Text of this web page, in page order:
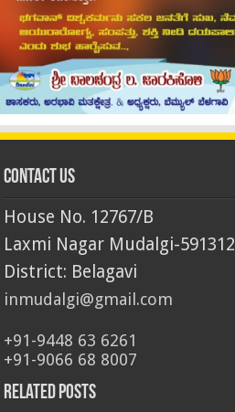
Contact Us
House No. 12767/B
Laxmi Nagar Mudalgi-591312
District: Belagavi
inmudalgi@gmail.com
+91-9448 63 6261
+91-9066 68 8007
Related Posts